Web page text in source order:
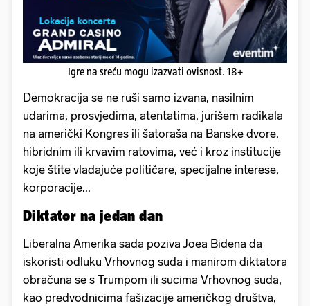
Igre na sreću mogu izazvati ovisnost. 18+
Demokracija se ne ruši samo izvana, nasilnim
udarima, prosvjedima, atentatima, jurišem radikala
na američki Kongres ili šatoraša na Banske dvore,
hibridnim ili krvavim ratovima, već i kroz institucije
koje štite vladajuće političare, specijalne interese,
korporacije...
Diktator na jedan dan
Liberalna Amerika sada poziva Joea Bidena da
iskoristi odluku Vrhovnog suda i manirom diktatora
obračuna se s Trumpom ili sucima Vrhovnog suda,
kao predvodnicima fašizacije američkog društva,